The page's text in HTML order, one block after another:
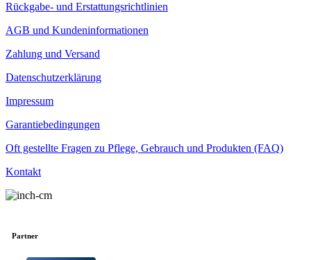
Rückgabe- und Erstattungsrichtlinien
AGB und Kundeninformationen
Zahlung und Versand
Datenschutzerklärung
Impressum
Garantiebedingungen
Oft gestellte Fragen zu Pflege, Gebrauch und Produkten (FAQ)
Kontakt
Partner